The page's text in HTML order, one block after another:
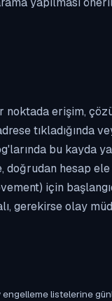
noktada erişim,
bu kayda
doğrudan hesap
için
gerekirse olay
listelerine